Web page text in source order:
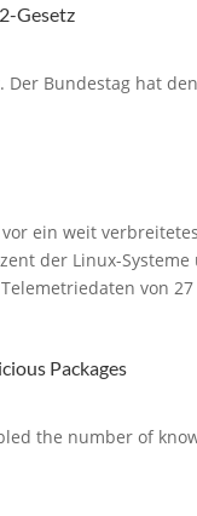
Gesetz
Bundestag hat
ein weit
der Linux-
von
Packages
the number of